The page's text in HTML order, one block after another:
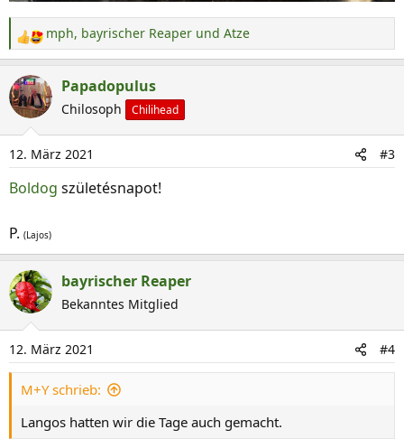
R
e
a
k
t
i
o
n
:
mph, bayrischer Reaper und Atze
Papadopulus
Chilosoph Chilihead
12. März 2021 #3
Boldog születésnapot!
P. (Lajos)
bayrischer Reaper
Bekanntes Mitglied
12. März 2021 #4
M+Y schrieb:
Langos hatten wir die Tage auch gemacht.